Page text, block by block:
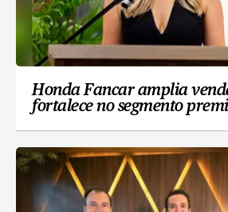
Honda Fancar amplia
fortalece no segmento